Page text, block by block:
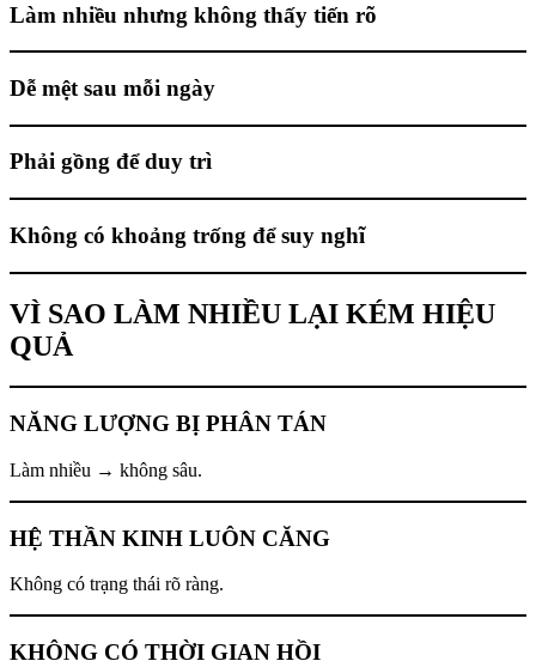
Làm nhiều nhưng không thấy tiến rõ
Dễ mệt sau mỗi ngày
Phải gồng để duy trì
Không có khoảng trống để suy nghĩ
VÌ SAO LÀM NHIỀU LẠI KÉM HIỆU
QUẢ
NĂNG LƯỢNG BỊ PHÂN TÁN
Làm nhiều → không sâu.
HỆ THẦN KINH LUÔN CĂNG
Không có trạng thái rõ ràng.
KHÔNG CÓ THỜI GIAN HỒI